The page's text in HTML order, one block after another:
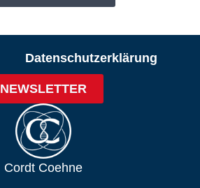
Datenschutzerklärung
NEWSLETTER
Cordt Coehne